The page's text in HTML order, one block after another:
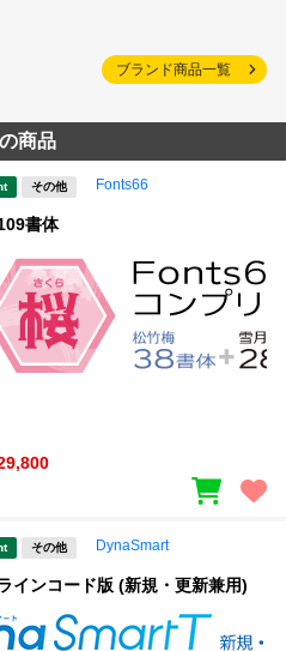
ブランド商品一覧
商品
その他 Fonts66
書体
その他 DynaSmart
インコード版 (新規・更新兼用)